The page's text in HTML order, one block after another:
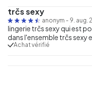
trčs sexy
anonym - 9. aug.
lingerie trčs sexy qui est
dans l'ensemble trčs sexy
Achat vérifié